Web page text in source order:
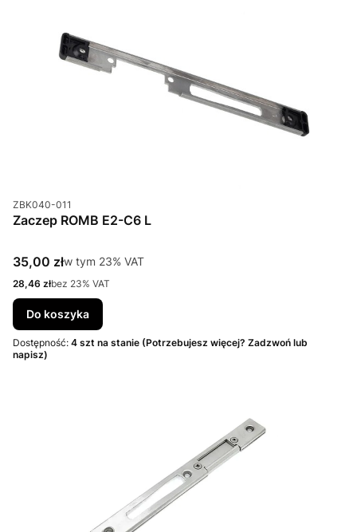
Kod produktu
ZBK040-011
Zaczep ROMB E2-C6 L
Cena brutto
35,00 złw tym %s VAT
w tym 23% VAT
Cena netto
28,46 złbez 23% VAT
Do koszyka
Dostępność: 4 szt na stanie (Potrzebujesz więcej? Zadzwoń lub
napisz)